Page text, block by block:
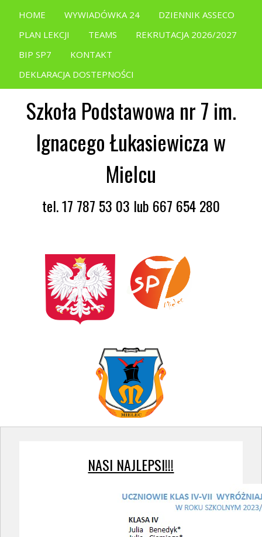
HOME WYWIADÓWKA 24
DZIENNIK ASSECO
PLAN LEKCJI
TEAMS
REKRUTACJA 2026/2027
BIP SP7
KONTAKT
DEKLARACJA DOSTEPNOŚCI
Szkoła Podstawowa nr 7 im.
Ignacego Łukasiewicza w
Mielcu
tel. 17 787 53 03 lub 667 654 280
NASI NAJLEPSI!!!